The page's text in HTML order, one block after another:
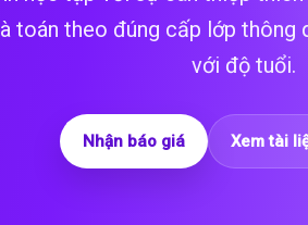
toán theo đúng cấp lớp thông
với độ tuổi.
Nhận báo giá Xem tài